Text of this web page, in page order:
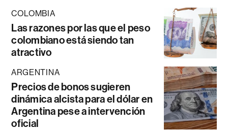
COLOMBIA
Las razones por las que el peso
colombiano está siendo tan
atractivo
ARGENTINA
Precios de bonos sugieren
dinámica alcista para el dólar en
Argentina pese a intervención
oficial